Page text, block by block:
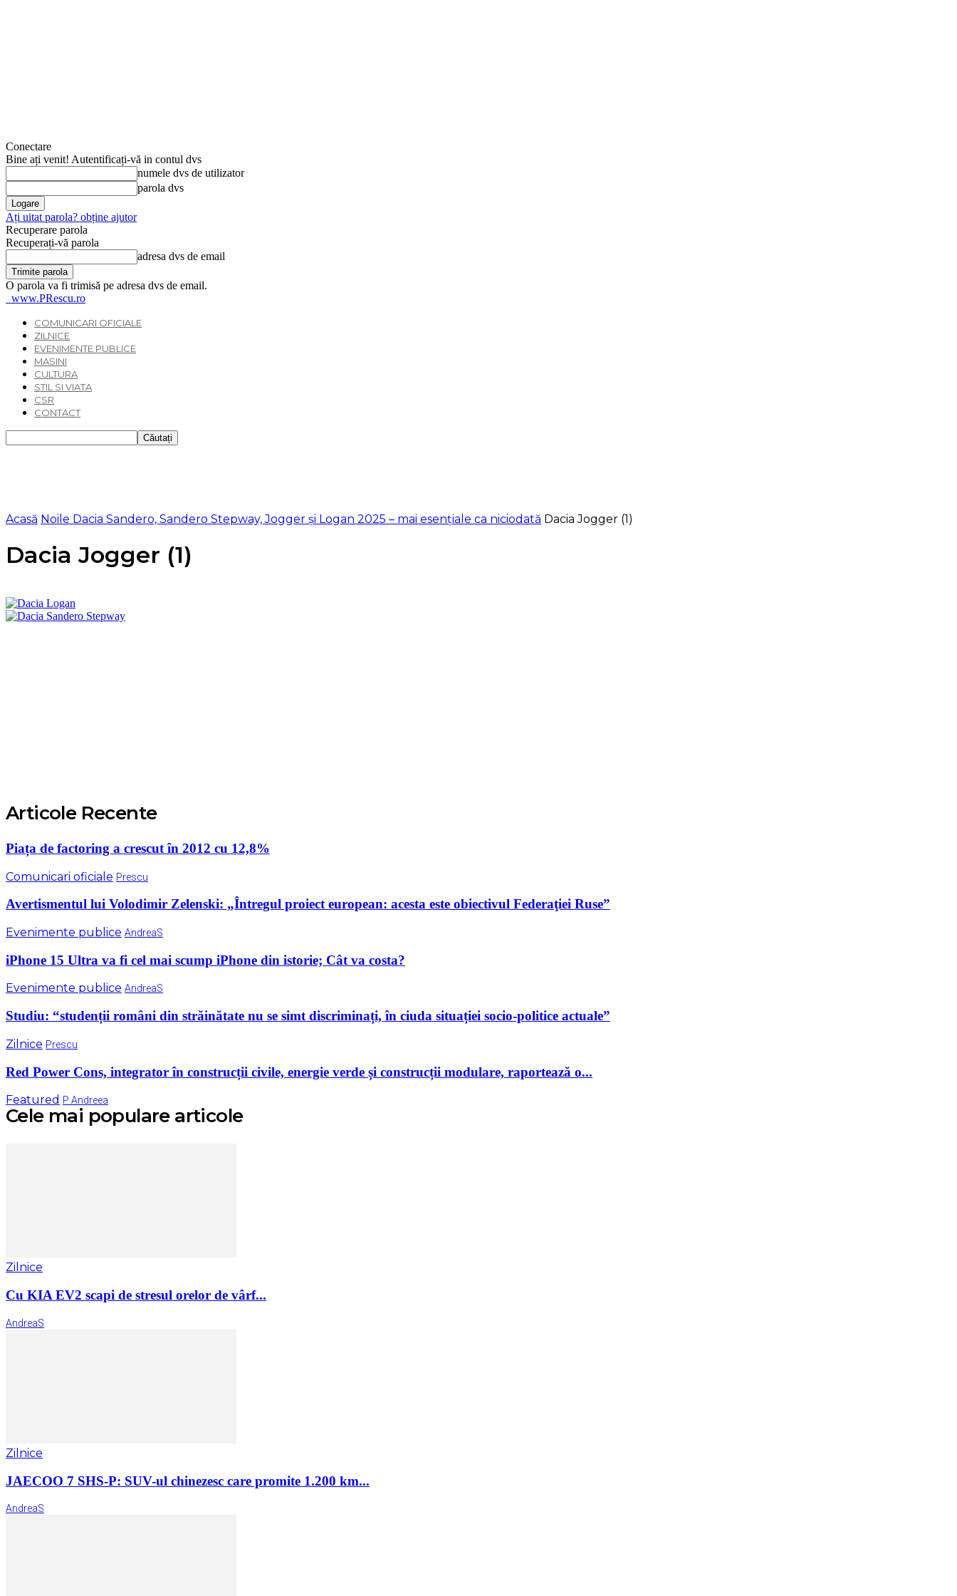
Conectare
Bine ați venit! Autentificați-vă in contul dvs
numele dvs de utilizator
parola dvs
Ați uitat parola? obține ajutor
Recuperare parola
Recuperați-vă parola
adresa dvs de email
O parola va fi trimisă pe adresa dvs de email.
www.PRescu.ro
COMUNICARI OFICIALE
ZILNICE
EVENIMENTE PUBLICE
MASINI
CULTURA
STIL SI VIATA
CSR
CONTACT
Acasă Noile Dacia Sandero, Sandero Stepway, Jogger și Logan 2025 – mai esențiale ca niciodată Dacia Jogger (1)
Dacia Jogger (1)
Articole Recente
Piața de factoring a crescut în 2012 cu 12,8%
Comunicari oficiale Prescu
Avertismentul lui Volodimir Zelenski: „Întregul proiect european: acesta este obiectivul Federaţiei Ruse”
Evenimente publice AndreaS
iPhone 15 Ultra va fi cel mai scump iPhone din istorie; Cât va costa?
Evenimente publice AndreaS
Studiu: “studenții români din străinătate nu se simt discriminați, în ciuda situației socio-politice actuale”
Zilnice Prescu
Red Power Cons, integrator în construcții civile, energie verde și construcții modulare, raportează o...
Featured P Andreea
Cele mai populare articole
Zilnice
Cu KIA EV2 scapi de stresul orelor de vârf...
AndreaS
Zilnice
JAECOO 7 SHS-P: SUV-ul chinezesc care promite 1.200 km...
AndreaS